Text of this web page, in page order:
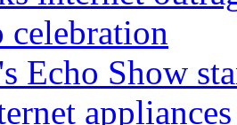
celebration
Echo Show
appliances